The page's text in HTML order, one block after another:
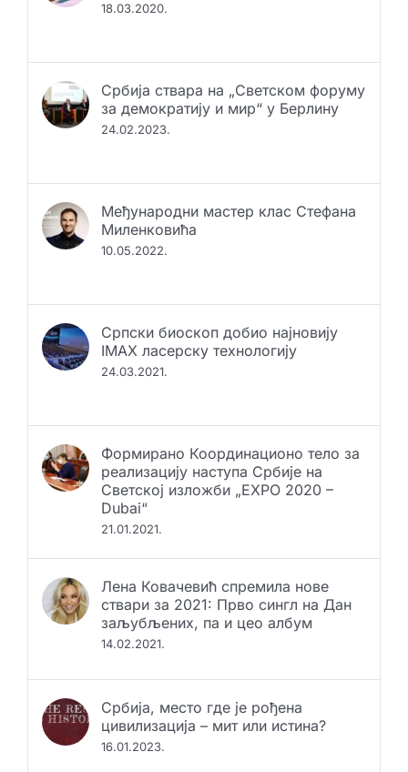
18.03.2020.
Србија ствара на „Светском форуму
за демократију и мир“ у Берлину
24.02.2023.
Међународни мастер клас Стефана
Миленковића
10.05.2022.
Српски биоскоп добио најновију
IMAX ласерску технологију
24.03.2021.
Формирано Координационо тело за
реализацију наступа Србије на
Светској изложби „EXPO 2020 –
Dubai“
21.01.2021.
Лена Ковачевић спремила нове
ствари за 2021: Прво сингл на Дан
заљубљених, па и цео албум
14.02.2021.
Србија, место где је рођена
цивилизација – мит или истина?
16.01.2023.